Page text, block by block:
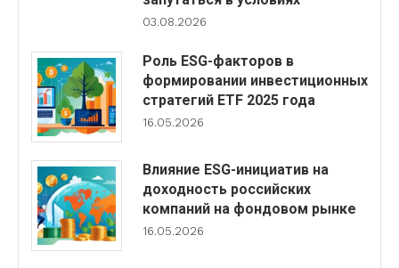
03.08.2026
Роль ESG-факторов в
формировании инвестиционных
стратегий ETF 2025 года
16.05.2026
Влияние ESG-инициатив на
доходность российских
компаний на фондовом рынке
16.05.2026